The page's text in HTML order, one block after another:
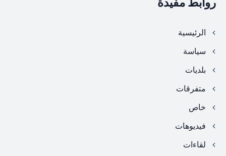
الرئيسية
سياسة
بلديات
متفرقات
خاص
فيديوهات
لقاءات